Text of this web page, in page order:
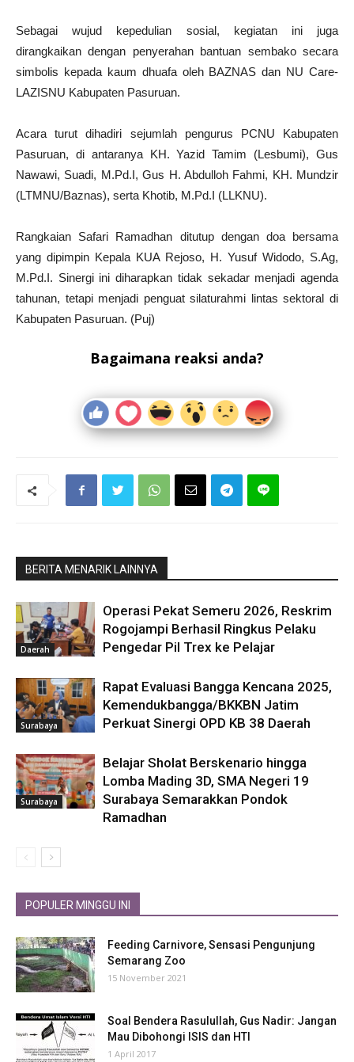
Sebagai wujud kepedulian sosial, kegiatan ini juga
dirangkaikan dengan penyerahan bantuan sembako secara
simbolis kepada kaum dhuafa oleh BAZNAS dan NU Care-
LAZISNU Kabupaten Pasuruan.
Acara turut dihadiri sejumlah pengurus PCNU Kabupaten
Pasuruan, di antaranya KH. Yazid Tamim (Lesbumi), Gus
Nawawi, Suadi, M.Pd.I, Gus H. Abdulloh Fahmi, KH. Mundzir
(LTMNU/Baznas), serta Khotib, M.Pd.I (LLKNU).
Rangkaian Safari Ramadhan ditutup dengan doa bersama
yang dipimpin Kepala KUA Rejoso, H. Yusuf Widodo, S.Ag,
M.Pd.I. Sinergi ini diharapkan tidak sekadar menjadi agenda
tahunan, tetapi menjadi penguat silaturahmi lintas sektoral di
Kabupaten Pasuruan. (Puj)
Bagaimana reaksi anda?
BERITA MENARIK LAINNYA
Daerah
Operasi Pekat Semeru 2026, Reskrim
Rogojampi Berhasil Ringkus Pelaku
Pengedar Pil Trex ke Pelajar
Surabaya
Rapat Evaluasi Bangga Kencana 2025,
Kemendukbangga/BKKBN Jatim
Perkuat Sinergi OPD KB 38 Daerah
Surabaya
Belajar Sholat Berskenario hingga
Lomba Mading 3D, SMA Negeri 19
Surabaya Semarakkan Pondok
Ramadhan
POPULER MINGGU INI
Feeding Carnivore, Sensasi Pengunjung
Semarang Zoo
15 November 2021
Soal Bendera Rasulullah, Gus Nadir: Jangan
Mau Dibohongi ISIS dan HTI
1 April 2017